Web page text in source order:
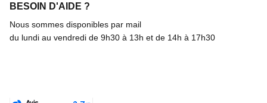
BESOIN D'AIDE ?
Nous sommes disponibles par mail
du lundi au vendredi de 9h30 à 13h et de 14h à 17h30